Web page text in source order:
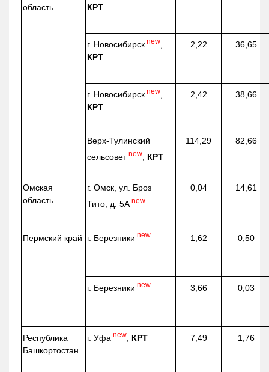
область
КРТ
г. Новосибирск new
КРТ
2,22 36,65
г. Новосибирск new
КРТ
2,42 38,66
Верх-Тулинский
сельсовет new КРТ
114,29 82,66
Омская
область
г. Омск, ул. Броз
Тито, д. 5А new
0,04 14,61
Пермский край г. Березники new 1,62 0,50
г. Березники new 3,66 0,03
Республика
Башкортостан
г. Уфа new КРТ 7,49 1,76